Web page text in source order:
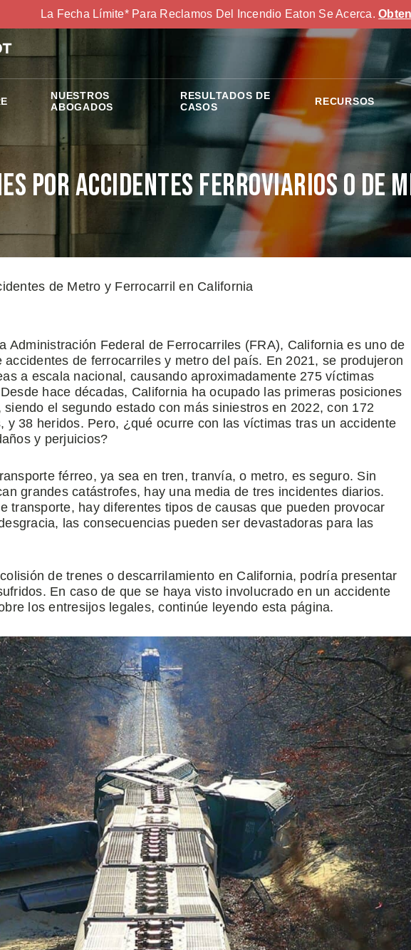
La Fecha Límite* Para Reclamos Del Incendio Eaton Se Acerca.
NUESTROS
ABOGADOS
RESULTADOS DE
CASOS
RECURSOS
Por Accidentes Ferroviarios o de
de Metro y Ferrocarril en California
Administración Federal de Ferrocarriles (FRA), California es uno de
accidentes de ferrocarriles y metro del país. En 2021, se produjeron
a escala nacional, causando aproximadamente 275 víctimas
hace décadas, California ha ocupado las primeras posiciones
el segundo estado con más siniestros en 2022, con 172
y 38 heridos. Pero, ¿qué ocurre con las víctimas tras un accidente
y perjuicios?
férreo, ya sea en tren, tranvía, o metro, es seguro. Sin
grandes catástrofes, hay una media de tres incidentes diarios.
transporte, hay diferentes tipos de causas que pueden provocar
las consecuencias pueden ser devastadoras para las
de trenes o descarrilamiento en California, podría presentar
En caso de que se haya visto involucrado en un accidente
los entresijos legales, continúe leyendo esta página.